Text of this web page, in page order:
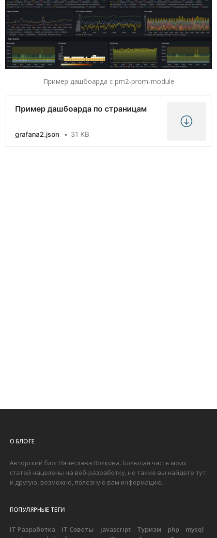
Пример дашбоарда с pm2-prom-module
Пример дашбоарда по страницам
grafana2.json 31 KB
О БЛОГЕ
Авторский блог Вячеслава Волкова. Большая часть моих
статей нацелены на веб-разработку, но также вы найдете тут
и другую, возможно, полезную вам информацию.
ПОПУЛЯРНЫЕ ТЕГИ
IT Разработка IT Советы javascript Туризм php
mysql